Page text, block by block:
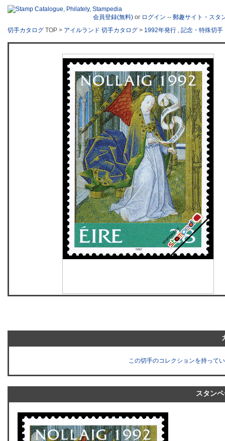
会員登録(無料) or ログイン -- 郵趣サイト・スタ
切手カタログ TOP > アイルランド 切手カタログ > 1992年発行 , 記念・特殊切手
この切手のコレクションを持って
スタン